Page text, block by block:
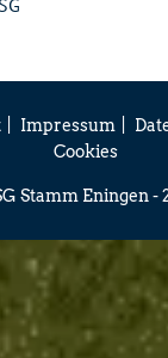
Impressum
Cookies
Stamm Eningen -